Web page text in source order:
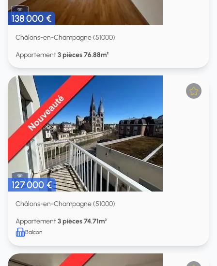
138 000 €
Châlons-en-Champagne (51000)
Appartement3 pièces 76.88m²
127 000 €
Châlons-en-Champagne (51000)
Appartement3 pièces 74.71m²
Balcon